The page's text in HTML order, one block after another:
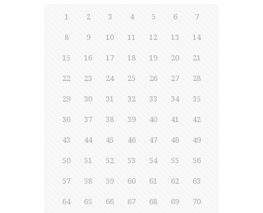
1 2 3 4 5 6
7
8
9 10 11 12 13
14
15
16 17 18 19 20
21
22
23 24 25 26 27
28
29
30 31 32 33 34
35
36
37 38 39 40 41
42
43
44 45 46 47 48
49
50
51 52 53 54 55
56
57
58 59 60 61 62
63
64
65 66 67 68 69
70